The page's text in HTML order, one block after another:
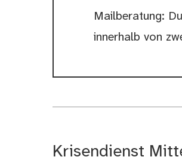
Mailberatung:
innerhalb von
Krisendienst